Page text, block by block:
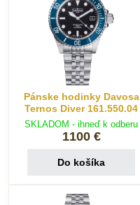
Pánske hodinky Davosa
Ternos Diver 161.550.04
SKLADOM - ihneď k odberu
1100 €
Do košíka